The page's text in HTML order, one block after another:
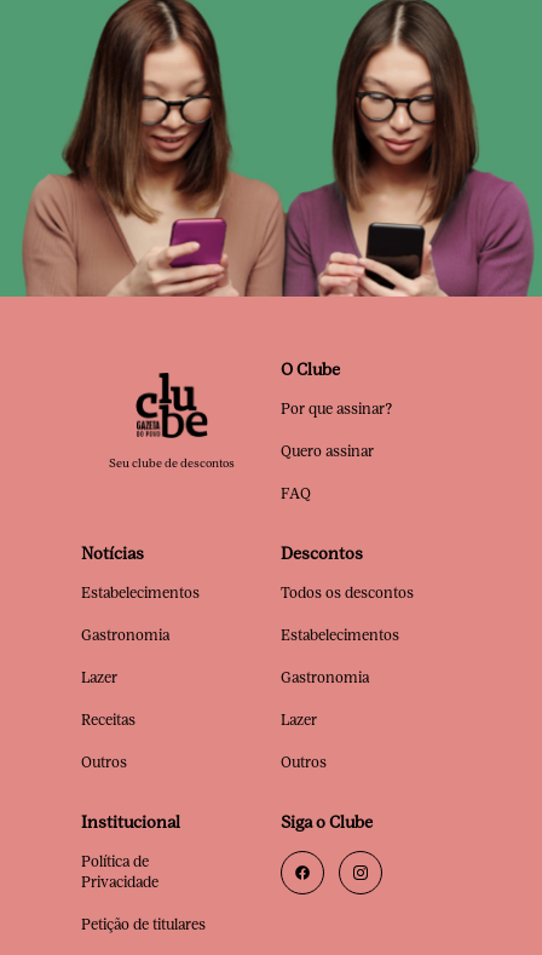
Seu clube de descontos
O Clube
Por que assinar?
Quero assinar
FAQ
Notícias
Estabelecimentos
Gastronomia
Lazer
Receitas
Outros
Descontos
Todos os descontos
Estabelecimentos
Gastronomia
Lazer
Outros
Institucional
Política de
Privacidade
Petição de titulares
Siga o Clube